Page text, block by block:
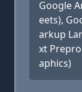
Google
eets),
arkup
xt
aphics)